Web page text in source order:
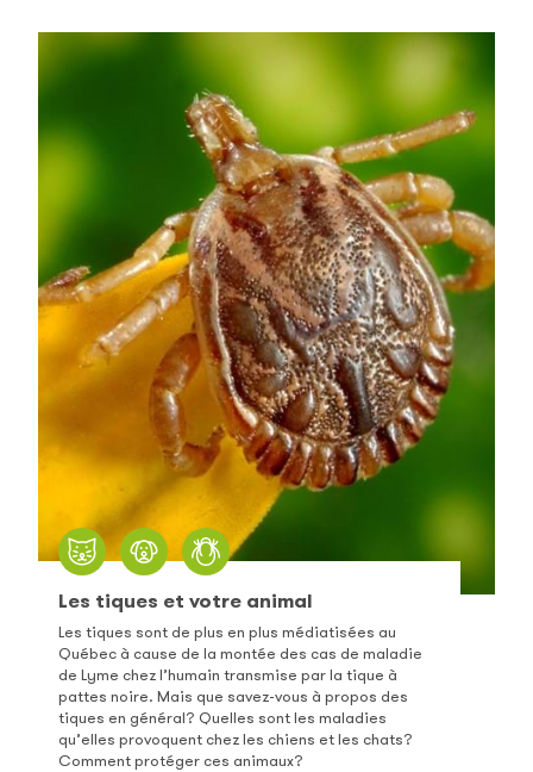
Les tiques et votre animal
Les tiques sont de plus en plus médiatisées au
Québec à cause de la montée des cas de maladie
de Lyme chez l’humain transmise par la tique à
pattes noire. Mais que savez-vous à propos des
tiques en général? Quelles sont les maladies
qu’elles provoquent chez les chiens et les chats?
Comment protéger ces animaux?